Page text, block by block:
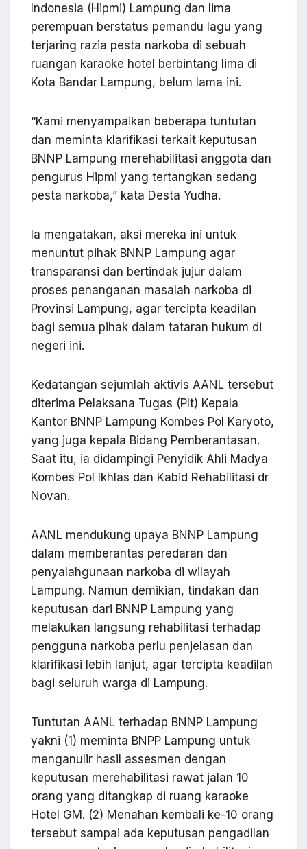
Indonesia (Hipmi) Lampung dan lima
perempuan berstatus pemandu lagu yang
terjaring razia pesta narkoba di sebuah
ruangan karaoke hotel berbintang lima di
Kota Bandar Lampung, belum lama ini.
“Kami menyampaikan beberapa tuntutan
dan meminta klarifikasi terkait keputusan
BNNP Lampung merehabilitasi anggota dan
pengurus Hipmi yang tertangkan sedang
pesta narkoba,” kata Desta Yudha.
Ia mengatakan, aksi mereka ini untuk
menuntut pihak BNNP Lampung agar
transparansi dan bertindak jujur dalam
proses penanganan masalah narkoba di
Provinsi Lampung, agar tercipta keadilan
bagi semua pihak dalam tataran hukum di
negeri ini.
Kedatangan sejumlah aktivis AANL tersebut
diterima Pelaksana Tugas (Plt) Kepala
Kantor BNNP Lampung Kombes Pol Karyoto,
yang juga kepala Bidang Pemberantasan.
Saat itu, ia didampingi Penyidik Ahli Madya
Kombes Pol Ikhlas dan Kabid Rehabilitasi dr
Novan.
AANL mendukung upaya BNNP Lampung
dalam memberantas peredaran dan
penyalahgunaan narkoba di wilayah
Lampung. Namun demikian, tindakan dan
keputusan dari BNNP Lampung yang
melakukan langsung rehabilitasi terhadap
pengguna narkoba perlu penjelasan dan
klarifikasi lebih lanjut, agar tercipta keadilan
bagi seluruh warga di Lampung.
Tuntutan AANL terhadap BNNP Lampung
yakni (1) meminta BNPP Lampung untuk
menganulir hasil assesmen dengan
keputusan merehabilitasi rawat jalan 10
orang yang ditangkap di ruang karaoke
Hotel GM. (2) Menahan kembali ke-10 orang
tersebut sampai ada keputusan pengadilan